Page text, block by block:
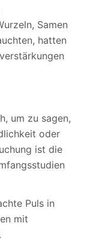
Samen
hatten
um zu sagen,
oder
ist die
Puls in
mit